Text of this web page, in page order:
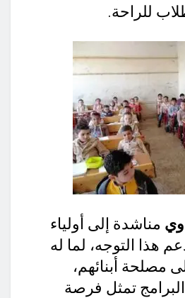
للراحة.
مناشدة إلى أولياء
هذا التوجه، لما له
مصلحة أبنائهم،
تمثل فرصة